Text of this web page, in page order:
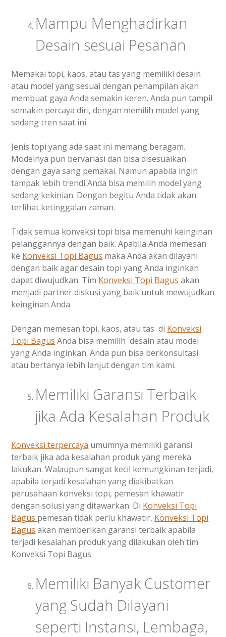
Mampu Menghadirkan
Desain sesuai Pesanan
Memakai topi, kaos, atau tas yang memiliki desain
atau model yang sesuai dengan penampilan akan
membuat gaya Anda semakin keren. Anda pun tampil
semakin percaya diri, dengan memilih model yang
sedang tren saat ini.
Jenis topi yang ada saat ini memang beragam.
Modelnya pun bervariasi dan bisa disesuaikan
dengan gaya sang pemakai. Namun apabila ingin
tampak lebih trendi Anda bisa memilih model yang
sedang kekinian. Dengan begitu Anda tidak akan
terlihat ketinggalan zaman.
Tidak semua konveksi topi bisa memenuhi keinginan
pelanggannya dengan baik. Apabila Anda memesan
ke Konveksi Topi Bagus maka Anda akan dilayani
dengan baik agar desain topi yang Anda inginkan
dapat diwujudkan. Tim Konveksi Topi Bagus akan
menjadi partner diskusi yang baik untuk mewujudkan
keinginan Anda.
Dengan memesan topi, kaos, atau tas di Konveksi
Topi Bagus Anda bisa memilih desain atau model
yang Anda inginkan. Anda pun bisa berkonsultasi
atau bertanya lebih lanjut dengan tim kami.
Memiliki Garansi Terbaik
jika Ada Kesalahan Produk
Konveksi terpercaya umumnya memiliki garansi
terbaik jika ada kesalahan produk yang mereka
lakukan. Walaupun sangat kecil kemungkinan terjadi,
apabila terjadi kesalahan yang diakibatkan
perusahaan konveksi topi, pemesan khawatir
dengan solusi yang ditawarkan. Di Konveksi Topi
Bagus pemesan tidak perlu khawatir, Konveksi Topi
Bagus akan memberikan garansi terbaik apabila
terjadi kesalahan produk yang dilakukan oleh tim
Konveksi Topi Bagus.
Memiliki Banyak Customer
yang Sudah Dilayani
seperti Instansi, Lembaga,